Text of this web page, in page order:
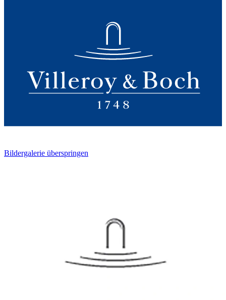
Bildergalerie überspringen